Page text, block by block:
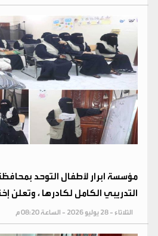
مؤسسة ابرار لأطفال التوحد
التدريبي الكامل لكادرها ، وتعلن
الثلاثاء - 28 يوليو 2026 - الساعة 08:20 م